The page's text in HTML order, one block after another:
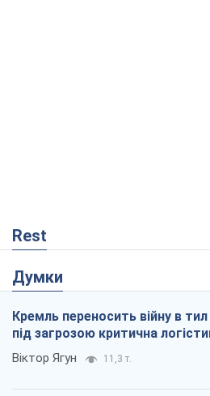
Rest
Думки
Кремль переносить війну в
під загрозою критична
Віктор Ягун 11,3 т.